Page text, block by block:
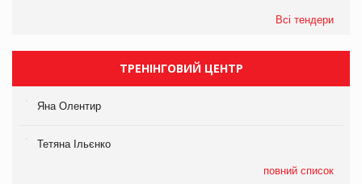
Всі тендери
ТРЕНІНГОВИЙ ЦЕНТР
Яна Олентир
Тетяна Ільєнко
повний список